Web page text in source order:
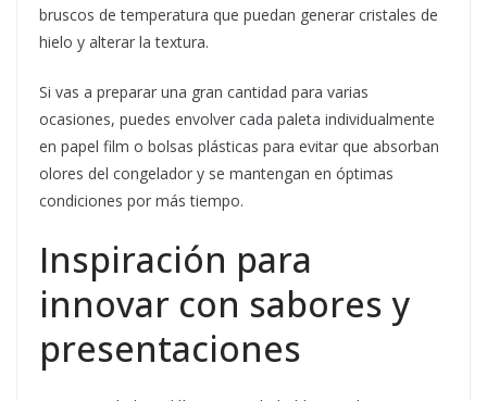
bruscos de temperatura que puedan generar cristales de
hielo y alterar la textura.
Si vas a preparar una gran cantidad para varias
ocasiones, puedes envolver cada paleta individualmente
en papel film o bolsas plásticas para evitar que absorban
olores del congelador y se mantengan en óptimas
condiciones por más tiempo.
Inspiración para
innovar con sabores y
presentaciones